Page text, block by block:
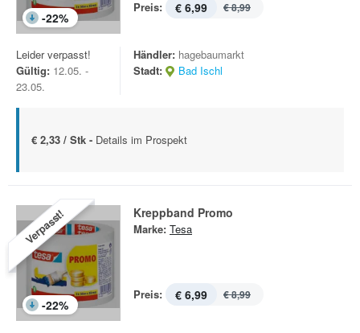
-22%
Preis: € 6,99 € 8,99
Leider verpasst!
Gültig: 12.05. -
23.05.
Händler: hagebaumarkt
Stadt:
Bad Ischl
€ 2,33 / Stk - Details im Prospekt
Verpasst!
-22%
Kreppband Promo
Marke: Tesa
Preis: € 6,99 € 8,99